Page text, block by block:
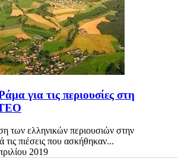
για τις περιουσίες στη
των ελληνικών περιουσιών στην
πιέσεις που ασκήθηκαν...
2019